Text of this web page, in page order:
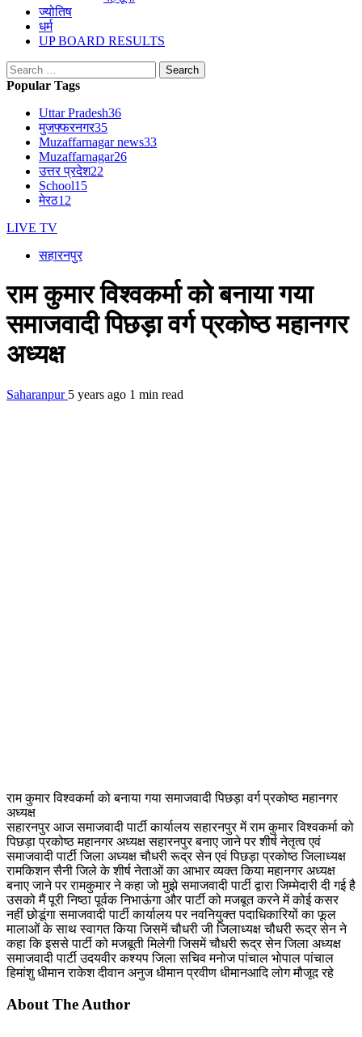
ज्योतिष
धर्म
UP BOARD RESULTS
Search
for:
Popular Tags
Uttar Pradesh36
मुजफ्फरनगर35
Muzaffarnagar news33
Muzaffarnagar26
उत्तर प्रदेश22
School15
मेरठ12
LIVE TV
सहारनपुर
राम कुमार विश्वकर्मा को बनाया गया
समाजवादी पिछड़ा वर्ग प्रकोष्ठ महानगर
अध्यक्ष
Saharanpur 5 years ago 1 min read
राम कुमार विश्वकर्मा को बनाया गया समाजवादी पिछड़ा वर्ग प्रकोष्ठ महानगर
अध्यक्ष
सहारनपुर आज समाजवादी पार्टी कार्यालय सहारनपुर में राम कुमार विश्वकर्मा को
पिछड़ा प्रकोष्ठ महानगर अध्यक्ष सहारनपुर बनाए जाने पर शीर्ष नेतृत्व एवं
समाजवादी पार्टी जिला अध्यक्ष चौधरी रूद्र सेन एवं पिछड़ा प्रकोष्ठ जिलाध्यक्ष
रामकिशन सैनी जिले के शीर्ष नेताओं का आभार व्यक्त किया महानगर अध्यक्ष
बनाए जाने पर रामकुमार ने कहा जो मुझे समाजवादी पार्टी द्वारा जिम्मेदारी दी गई है
उसको मैं पूरी निष्ठा पूर्वक निभाऊंगा और पार्टी को मजबूत करने में कोई कसर
नहीं छोडूंगा समाजवादी पार्टी कार्यालय पर नवनियुक्त पदाधिकारियों का फूल
मालाओं के साथ स्वागत किया जिसमें चौधरी जी जिलाध्यक्ष चौधरी रूद्र सेन ने
कहा कि इससे पार्टी को मजबूती मिलेगी जिसमें चौधरी रूद्र सेन जिला अध्यक्ष
समाजवादी पार्टी उदयवीर कश्यप जिला सचिव मनोज पांचाल भोपाल पांचाल
हिमांशु धीमान राकेश दीवान अनुज धीमान प्रवीण धीमानआदि लोग मौजूद रहे
About The Author